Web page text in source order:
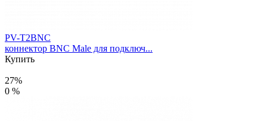
PV-T2BNC
коннектор BNC Male для подключ...
Купить
27%
0 %